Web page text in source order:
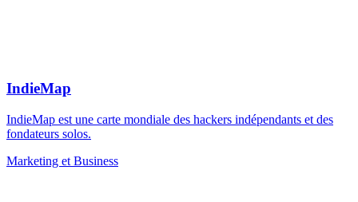
IndieMap
IndieMap est une carte mondiale des hackers indépendants et des
fondateurs solos.
Marketing et Business